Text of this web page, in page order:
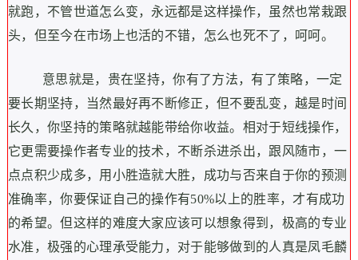
就跑，不管世道怎么变，永远都是这样操作，虽然也常栽跟
头，但至今在市场上也活的不错，怎么也死不了，呵呵。
意思就是，贵在坚持，你有了方法，有了策略，一定
要长期坚持，当然最好再不断修正，但不要乱变，越是时间
长久，你坚持的策略就越能带给你收益。 相对于短线操作，
它更需要操作者专业的技术，不断杀进杀出，跟风随市，一
点点积少成多，用小胜造就大胜，成功与否来自于你的预测
准确率，你要保证自己的操作有50%以上的胜率，才有成功
的希望。但这样的难度大家应该可以想象得到，极高的专业
水准，极强的心理承受能力，对于能够做到的人真是凤毛麟